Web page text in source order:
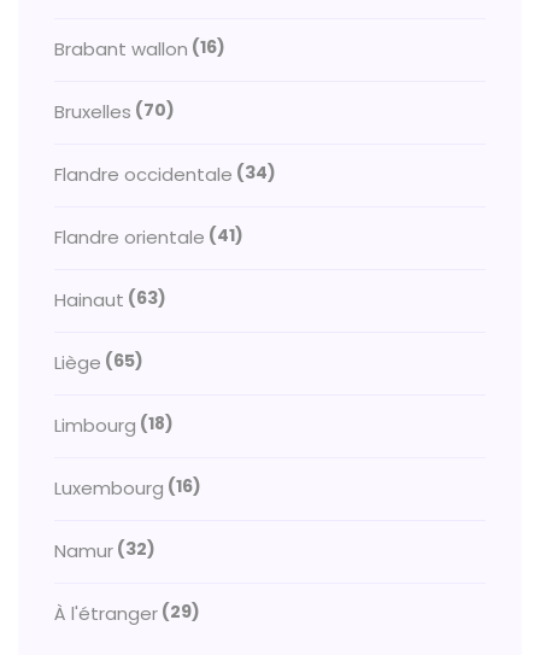
Brabant wallon (16)
Bruxelles (70)
Flandre occidentale (34)
Flandre orientale (41)
Hainaut (63)
Liège (65)
Limbourg (18)
Luxembourg (16)
Namur (32)
À l'étranger (29)